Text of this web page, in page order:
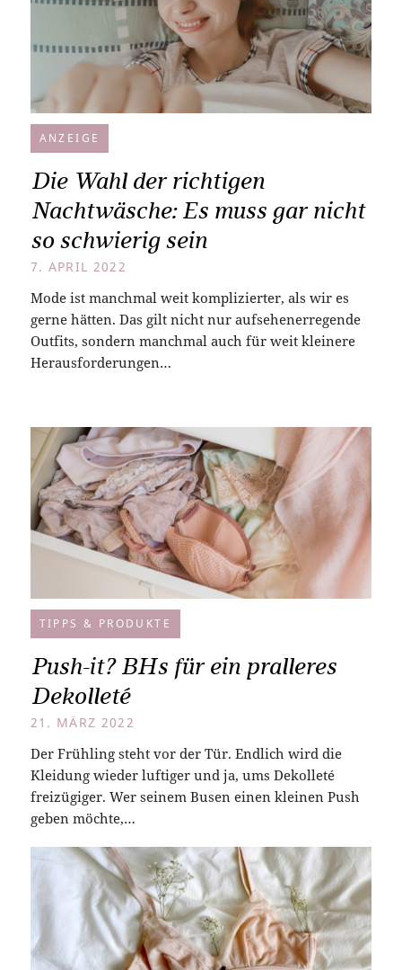
ANZEIGE
Die Wahl der richtigen
Nachtwäsche: Es muss gar nicht
so schwierig sein
7. APRIL 2022
Mode ist manchmal weit komplizierter, als wir es
gerne hätten. Das gilt nicht nur aufsehenerregende
Outfits, sondern manchmal auch für weit kleinere
Herausforderungen…
TIPPS & PRODUKTE
Push-it? BHs für ein pralleres
Dekolleté
21. MÄRZ 2022
Der Frühling steht vor der Tür. Endlich wird die
Kleidung wieder luftiger und ja, ums Dekolleté
freizügiger. Wer seinem Busen einen kleinen Push
geben möchte,…